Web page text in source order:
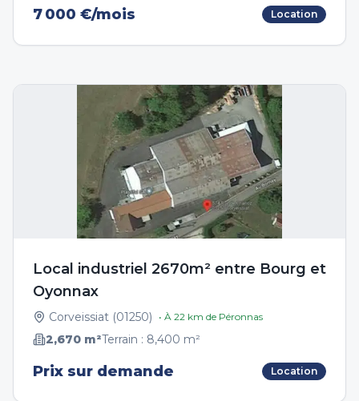
7 000 €/mois Location
Local industriel 2670m² entre Bourg et
Oyonnax
Corveissiat (01250) • À 22 km de Péronnas
2,670 m²Terrain : 8,400 m²
Prix sur demande Location